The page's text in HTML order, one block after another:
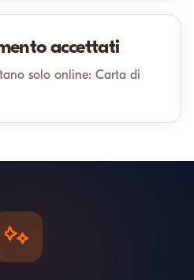
accettati
solo online: Carta di